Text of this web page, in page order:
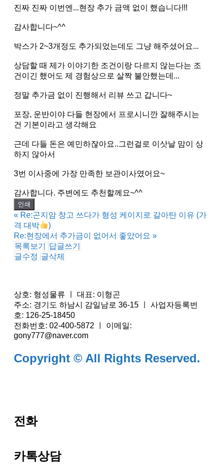
진짜 진짜 이번엔...현장 추가 금액 없이 했습니다!!!
감사합니다~^^
박스가 2~3개정도 추가되었는데도 그냥 해주셨어요...
상담할 때 제가 이야기한 조건이랑 다르지 않는다는 조
건이긴 했어도 제 경험상으로 살짝 불안했는데...
정말 추가금 없이 진행해서 리뷰 쓰고 갑니다~
포장, 운반이야 다들 현장에서 프로시니깐 잘해주시는
건 기본이라고 생각해요
근데 다들 돈은 예민하잖아요..그런걸로 이삿날 맘이 상
하지 않아서
3번 이사중에 가장 만족한 보관이사였어요~
감사합니다. 주변에도 추천할께요~^^
인쇄
« Re:곤지암 창고 쓰다가 형성 케이지로 갈아탄 이유 (가
격 대박
)
Re:현장에서 추가금이 없어서 좋았어요 »
목록보기
답글쓰기
글수정 글삭제
상호: 형성물류 ㅣ 대표: 이형곤
주소: 경기도 하남시 감일남로 36-15 ㅣ 사업자등록번
호: 126-25-18450
전화번호: 02-400-5872 ㅣ 이메일:
gony777@naver.com
Copyright © All Rights Reserved.
전화
카톡상담